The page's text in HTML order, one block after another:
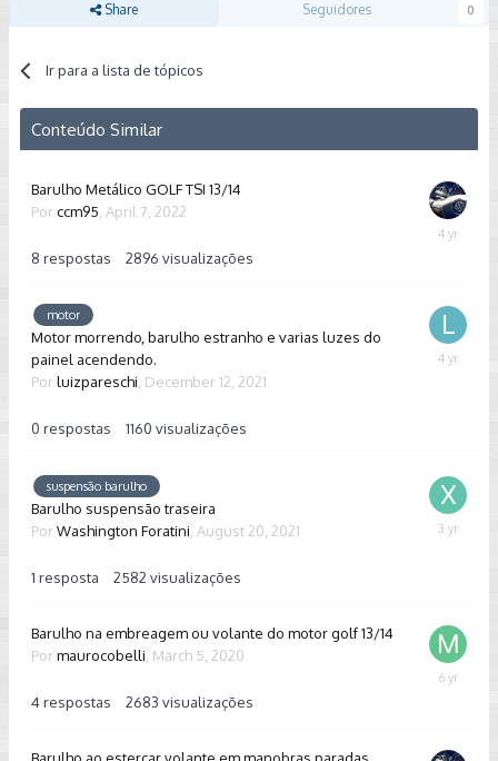
Share Seguidores 0
Ir para a lista de tópicos
Conteúdo Similar
Barulho Metálico GOLF TSI 13/14
Por ccm95 April 7, 2022
8 respostas 2896 visualizações
April
motor
Motor morrendo, barulho estranho e varias luzes do
painel acendendo.
Por luizpareschi, December 12, 2021
0 respostas 1160 visualizações
suspensão barulho
Barulho suspensão traseira
Por Washington Foratini August 20, 2021
1 resposta 2582 visualizações
Barulho na embreagem ou volante do motor golf 13/14
Por maurocobelli March 5, 2020
4 respostas 2683 visualizações
March